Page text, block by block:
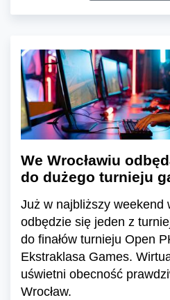
We Wrocławiu
do dużego turnieju
Już w najbliższy weekend
odbędzie się jeden z
do finałów turnieju Open
Ekstraklasa Games.
uświetni obecność
Wrocław.